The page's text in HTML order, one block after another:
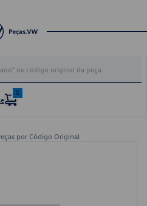
0
por Código Original